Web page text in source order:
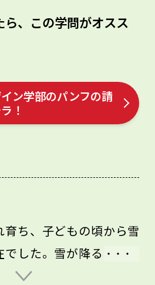
ら、この学問がオスス
ン学部のパンフの請
！
ち、子どもの頃から雪
した。雪が降ると楽し
などの雪景色はとても美